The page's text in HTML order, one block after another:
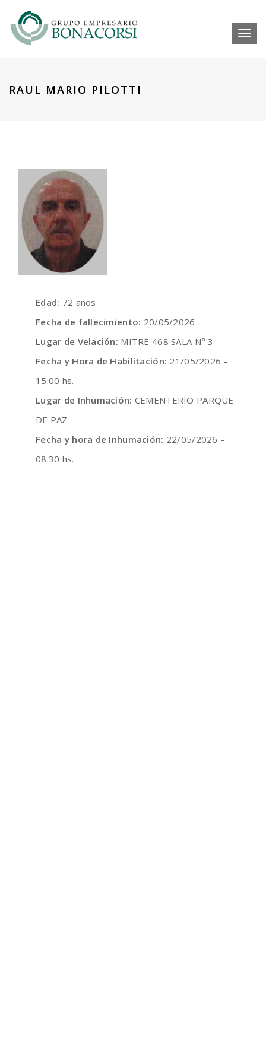
RAUL MARIO PILOTTI
Edad: 72 años
Fecha de fallecimiento: 20/05/2026
Lugar de Velación: MITRE 468 SALA N° 3
Fecha y Hora de Habilitación: 21/05/2026 –
15:00 hs.
Lugar de Inhumación: CEMENTERIO PARQUE
DE PAZ
Fecha y hora de Inhumación: 22/05/2026 –
08:30 hs.